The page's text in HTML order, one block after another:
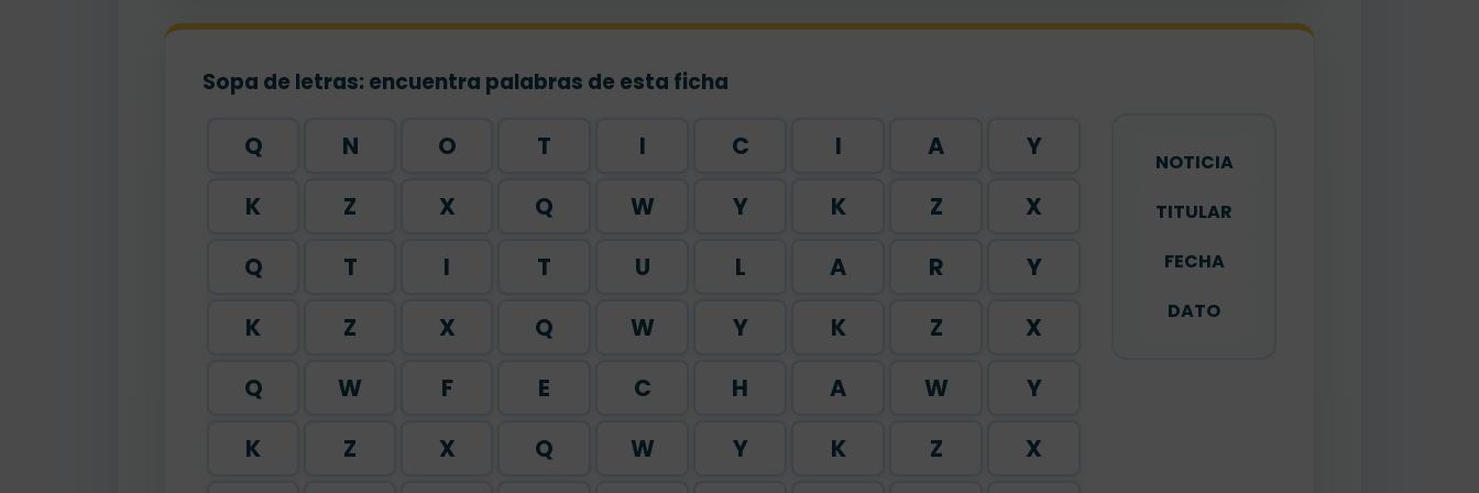
Sopa de letras: encuentra palabras de esta ficha
Q N O T I C I A
Y
K
Z X Q W Y K Z
X
Q
T I T U L A R
Y
K
Z X Q W Y K Z
X
Q
W F E C H A W
Y
K
Z X Q W Y K Z X
NOTICIA
TITULAR
FECHA
DATO